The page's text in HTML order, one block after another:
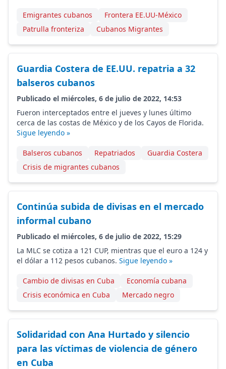
Emigrantes cubanos
Frontera EE.UU-México
Patrulla fronteriza
Cubanos Migrantes
Guardia Costera de EE.UU. repatria a 32
balseros cubanos
Publicado el miércoles, 6 de julio de 2022, 14:53
Fueron interceptados entre el jueves y lunes último
cerca de las costas de México y de los Cayos de Florida.
Sigue leyendo »
Balseros cubanos Repatriados
Guardia Costera
Crisis de migrantes cubanos
Continúa subida de divisas en el mercado
informal cubano
Publicado el miércoles, 6 de julio de 2022, 15:29
La MLC se cotiza a 121 CUP, mientras que el euro a 124 y
el dólar a 112 pesos cubanos. Sigue leyendo »
Cambio de divisas en Cuba
Economía cubana
Crisis económica en Cuba
Mercado negro
Solidaridad con Ana Hurtado y silencio
para las víctimas de violencia de género
en Cuba